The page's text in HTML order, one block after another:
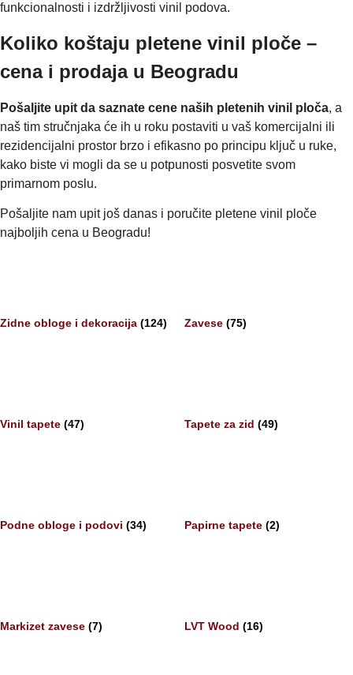
funkcionalnosti i izdržljivosti vinil podova.
Koliko koštaju pletene vinil ploče –
cena i prodaja u Beogradu
Pošaljite upit da saznate cene naših pletenih vinil ploča, a
naš tim stručnjaka će ih u roku postaviti u vaš komercijalni ili
rezidencijalni prostor brzo i efikasno po principu ključ u ruke,
kako biste vi mogli da se u potpunosti posvetite svom
primarnom poslu.
Pošaljite nam upit još danas i poručite pletene vinil ploče
najboljih cena u Beogradu!
Zidne obloge i dekoracija (124) Zavese (75)
Vinil tapete (47) Tapete za zid (49)
Podne obloge i podovi (34) Papirne tapete (2)
Markizet zavese (7) LVT Wood (16)